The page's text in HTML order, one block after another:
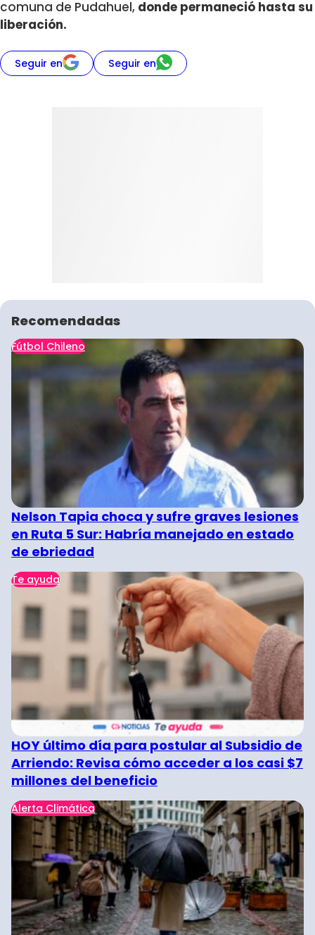
comuna de Pudahuel, donde permaneció hasta su
liberación.
Seguir en Seguir en
Recomendadas
Fútbol Chileno
Nelson Tapia choca y sufre graves lesiones
en Ruta 5 Sur: Habría manejado en estado
de ebriedad
Te ayuda
HOY último día para postular al Subsidio de
Arriendo: Revisa cómo acceder a los casi $7
millones del beneficio
Alerta Climática